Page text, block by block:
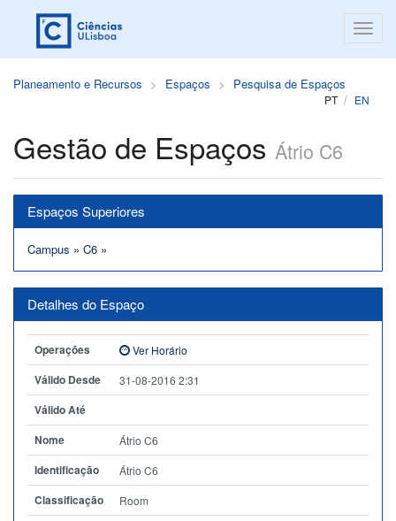
Planeamento e Recursos Espaços Pesquisa de Espaços
PT EN
Gestão de Espaços Átrio C6
Espaços Superiores
Campus » C6 »
Detalhes do Espaço
Operações Ver Horário
Válido Desde 31-08-2016 2:31
Válido Até
Nome
Átrio C6
Identificação Átrio C6
Classificação Room